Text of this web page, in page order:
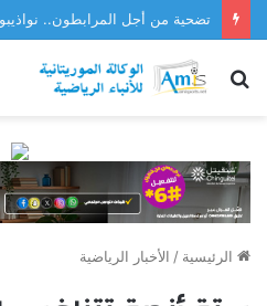
بحث
الرئيسية / الأخبار الرياضية